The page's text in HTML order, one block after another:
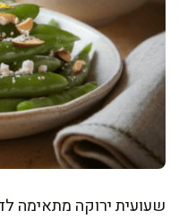
שעועית ירוקה מתאימה